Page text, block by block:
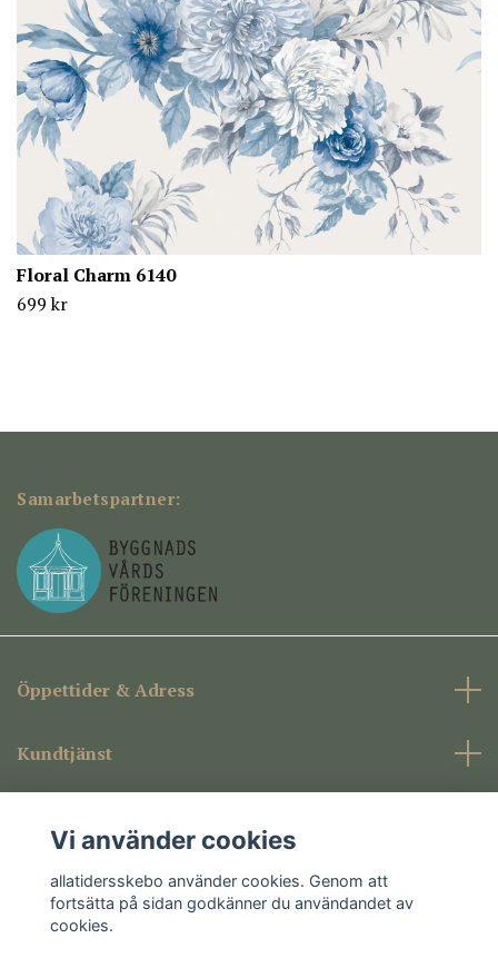
Floral Charm 6140
699 kr
Samarbetspartner:
Öppettider & Adress
Kundtjänst
Sociala medier
Vi använder cookies
allatidersskebo använder cookies. Genom att
fortsätta på sidan godkänner du användandet av
cookies.